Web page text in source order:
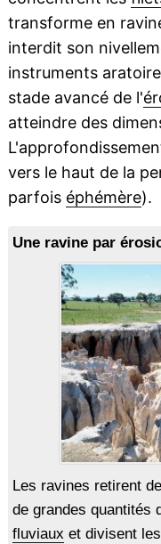
transforme en
interdit son
instruments
stade avancé de l'
atteindre des
vers le haut de la
parfois éphémère).
Une ravine par
Les ravines retirent
de grandes quantités
fluviaux et divisent les